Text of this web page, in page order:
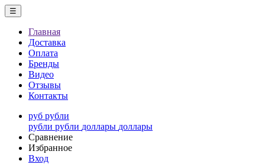
☰
Главная
Доставка
Оплата
Бренды
Видео
Отзывы
Контакты
руб рубли
рубли рубли доллары доллары
Сравнение
Избранное
Вход